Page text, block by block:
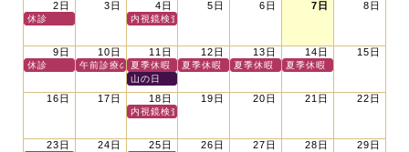
2日
休診
3日 4日
内視鏡検査のみ（外来休診）
5日 6日 7日 8日
9日
休診
10日
午前診療のみ
11日
夏季休暇（休診）
山の日
12日
夏季休暇（休診）
13日
夏季休暇（休診）
14日
夏季休暇（休診）
15日
16日 17日 18日
内視鏡検査のみ（外来休診）
19日 20日 21日 22日
23日 24日 25日 26日 27日 28日 29日